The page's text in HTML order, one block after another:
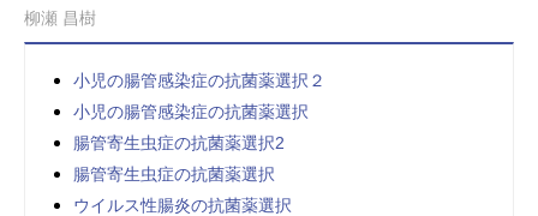
柳瀬 昌樹
小児の腸管感染症の抗菌薬選択２
小児の腸管感染症の抗菌薬選択
腸管寄生虫症の抗菌薬選択2
腸管寄生虫症の抗菌薬選択
ウイルス性腸炎の抗菌薬選択